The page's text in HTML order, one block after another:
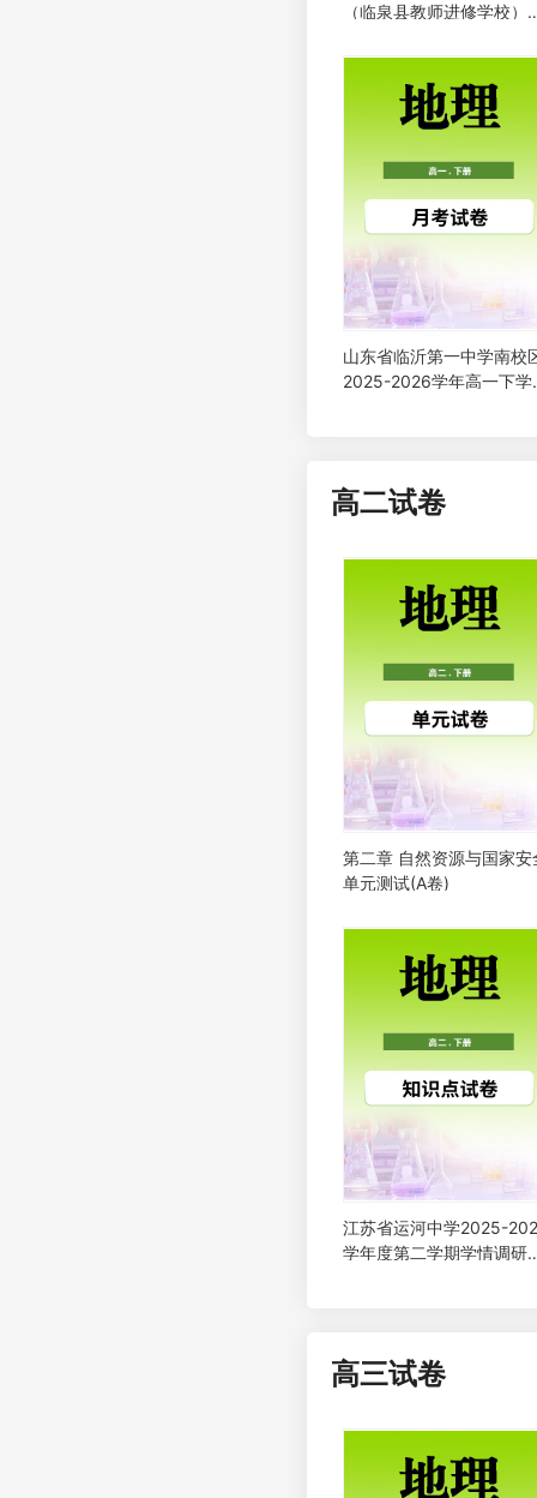
（临泉县教师进修学校）
4月阶段检测地理试题
山东省临沂第一中学南校
2025-2026学年高一下学
高二试卷
第二章 自然资源与国家安
单元测试(A卷)
江苏省运河中学2025-
学年度第二学期学情调研
高三试卷